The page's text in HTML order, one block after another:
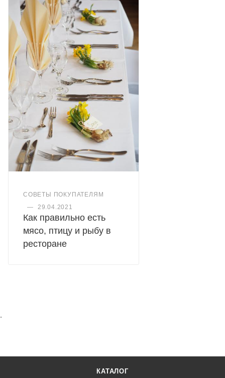
СОВЕТЫ ПОКУПАТЕЛЯМ
—
29.04.2021
Как правильно есть
мясо, птицу и рыбу в
ресторане
.
КАТАЛОГ